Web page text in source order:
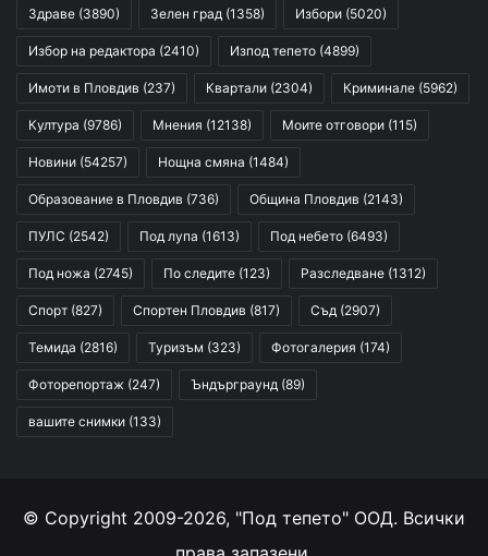
Здраве (3890) Зелен град (1358) Избори (5020)
Избор на редактора (2410) Изпод тепето (4899)
Имоти в Пловдив (237) Квартали (2304) Криминале (5962)
Култура (9786) Мнения (12138) Моите отговори (115)
Новини (54257) Нощна смяна (1484)
Образование в Пловдив (736) Община Пловдив (2143)
ПУЛС (2542) Под лупа (1613) Под небето (6493)
Под ножа (2745) По следите (123) Разследване (1312)
Спорт (827) Спортен Пловдив (817) Съд (2907)
Темида (2816) Туризъм (323) Фотогалерия (174)
Фоторепортаж (247) Ъндърграунд (89)
вашите снимки (133)
© Copyright 2009-2026, "Под тепето" ООД. Всички